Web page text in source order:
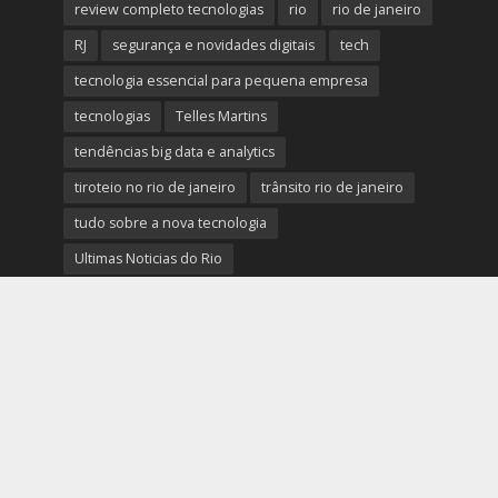
review completo tecnologias rio
rio de janeiro
RJ
segurança e novidades digitais
tech
tecnologia essencial para pequena empresa
tecnologias
Telles Martins
tendências big data e analytics
tiroteio no rio de janeiro
trânsito rio de janeiro
tudo sobre a nova tecnologia
Ultimas Noticias do Rio